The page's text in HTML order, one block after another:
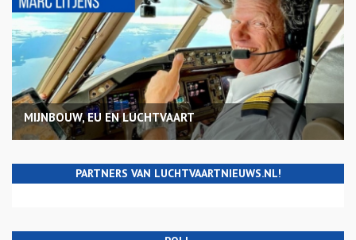
MIJNBOUW, EU EN LUCHTVAART
PARTNERS VAN LUCHTVAARTNIEUWS.NL!